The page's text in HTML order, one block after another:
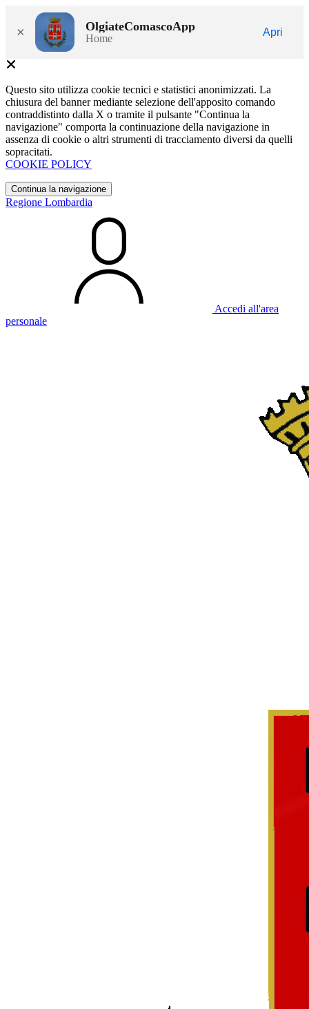
× OlgiateComascoApp
Home
Apri
Questo sito utilizza cookie tecnici e statistici anonimizzati. La
chiusura del banner mediante selezione dell'apposito comando
contraddistinto dalla X o tramite il pulsante "Continua la
navigazione" comporta la continuazione della navigazione in
assenza di cookie o altri strumenti di tracciamento diversi da quelli
sopracitati.
COOKIE POLICY
Continua la navigazione
Regione Lombardia
Accedi all'area
personale